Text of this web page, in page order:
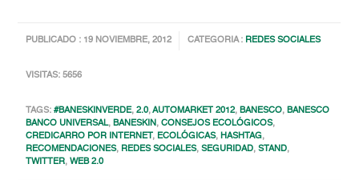
PUBLICADO : 19 NOVIEMBRE, 2012 CATEGORIA : REDES SOCIALES
VISITAS: 5656
TAGS:#BANESKINVERDE,2.0,AUTOMARKET 2012,BANESCO,BANESCO
BANCO UNIVERSAL,BANESKIN,CONSEJOS ECOLÓGICOS,
CREDICARRO POR INTERNET, ECOLÓGICAS,HASHTAG,
RECOMENDACIONES, REDES SOCIALES,SEGURIDAD,STAND,
TWITTER,WEB 2.0